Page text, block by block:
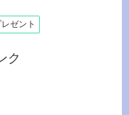
レゼント
ク